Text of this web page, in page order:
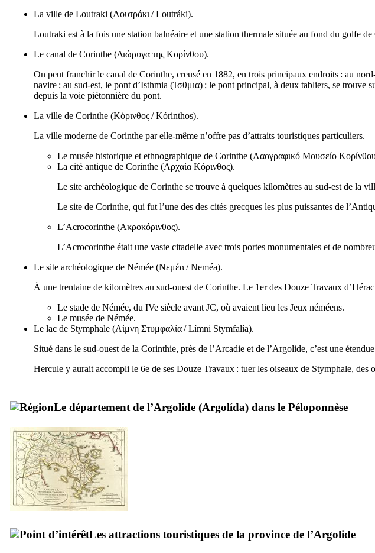
La ville de Loutraki (Λουτράκι /Loutráki).
Loutraki est à la fois une station balnéaire et une station thermale située au fond du golfe
Le canal de Corinthe (Διώρυγα της Κορίνθου).
On peut franchir le canal de Corinthe, creusé en 1882, en trois principaux endroits : au
navire ; au sud-est, le pont d’Isthmia (Ίσθμια) ; le pont principal, à deux tabliers, se trouve
depuis la voie piétonnière du pont.
La ville de Corinthe (Κόρινθος/Kórinthos).
La ville moderne de Corinthe par elle-même n’offre pas d’attraits touristiques particuliers.
Le musée historique et ethnographique de Corinthe (Λαογραφικό Μουσείο
La cité antique de Corinthe (Αρχαία Κόρινθος).
Le site archéologique de Corinthe se trouve à quelques kilomètres au sud-est de la
Le site de Corinthe, qui fut l’une des des cités grecques les plus puissantes de
L’Acrocorinthe (Ακροκόρινθος).
L’Acrocorinthe était une vaste citadelle avec trois portes monumentales et de
Le site archéologique de Némée (Νεμέα/Neméa).
À une trentaine de kilomètres au sud-ouest de Corinthe. Le 1er des Douze Travaux
Le stade de Némée, du IVe siècle avant JC, où avaient lieu les Jeux néméens.
Le musée de Némée.
Le lac de Stymphale (Λίμνη Στυμφαλία/Límni Stymfalía).
Situé dans le sud-ouest de la Corinthie, près de l’Arcadie et de l’Argolide, c’est une
Hercule y aurait accompli le 6e de ses Douze Travaux : tuer les oiseaux de Stymphale, des
Le département de l’Argolide (Argolída) dans le Péloponnèse
Les attractions touristiques de la province de l’Argolide